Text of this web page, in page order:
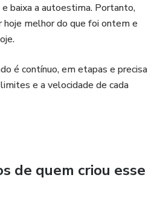
baixa a autoestima. Portanto,
hoje melhor do que foi ontem e
é contínuo, em etapas e precisa
e a velocidade de cada
é fundamental e existem
que tenha conhecimento
e tão importante quanto isso
que deseja aprender.
de quem criou esse